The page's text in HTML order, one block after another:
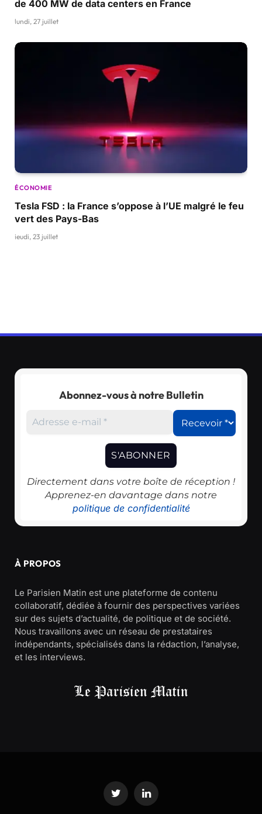
de 400 MW de data centers en France
lundi, 27 juillet
ÉCONOMIE
Tesla FSD : la France s’oppose à l’UE malgré le feu
vert des Pays-Bas
jeudi, 23 juillet
Abonnez-vous à notre Bulletin
Directement dans votre boîte de réception !
Apprenez-en davantage dans notre
politique de confidentialité
À PROPOS
Le Parisien Matin est une plateforme de contenu
collaboratif, dédiée à fournir des perspectives variées
sur des sujets d’actualité, de politique et de société.
Nous travaillons avec un réseau de prestataires
indépendants, spécialisés dans la rédaction, l’analyse,
et les interviews.
Twitter LinkedIn